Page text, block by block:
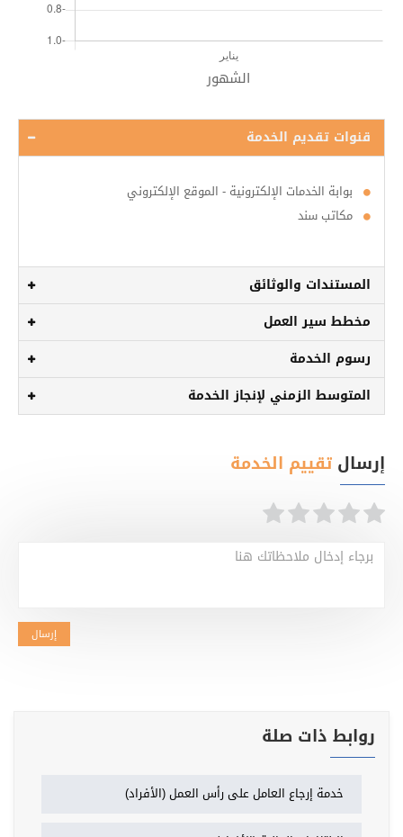
قنوات تقديم الخدمة
بوابة الخدمات الإلكترونية - الموقع الإلكتروني
مكاتب سند
المستندات والوثائق
مخطط سير العمل
رسوم الخدمة
المتوسط الزمني لإنجاز الخدمة
إرسال تقييم الخدمة
برجاء إدخال ملاحظاتك هنا
إرسال
روابط ذات صلة
خدمة إرجاع العامل على رأس العمل (الأفراد)